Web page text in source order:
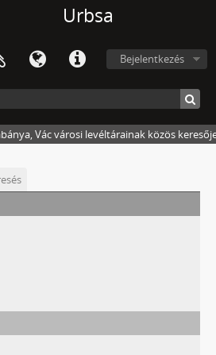
Urbsa
Bejelentkezés
Vác városi levéltárainak közös